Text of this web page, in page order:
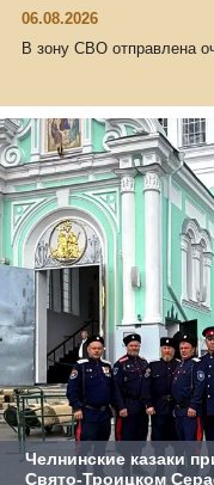
06.08.2026
В зону СВО отправлена
Челнинские казаки
Свято‑Троицком